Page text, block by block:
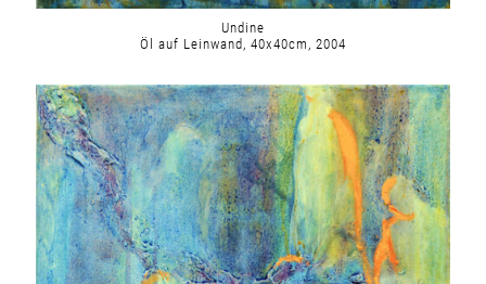
Undine
Öl auf Leinwand, 40x40cm, 2004